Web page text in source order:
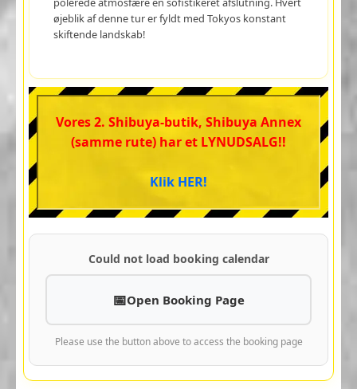
øjeblik af denne tur er fyldt med Tokyos konstant
skiftende landskab!
Vores 2. Shibuya-butik, Shibuya Annex
(samme rute) har et LYNUDSALG!!
Klik HER!
Could not load booking calendar
Open Booking Page
Please use the button above to access the booking page